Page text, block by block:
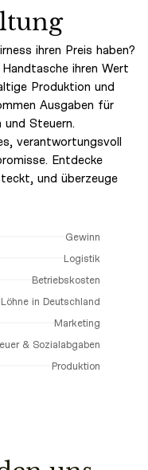
ihren Preis haben?
ihren Wert
Produktion und
Ausgaben für
Steuern.
verantwortungsvoll
Entdecke
und überzeuge
Gewinn
Logistik
Betriebskosten
Löhne in Deutschland
Marketing
& Sozialabgaben
Produktion